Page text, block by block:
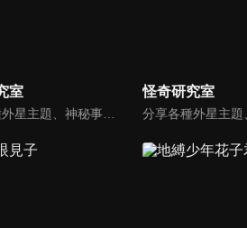
室
分享各種外星主題、神秘事件、都市傳說、懸案與未解之謎的故事。
怪奇研究室